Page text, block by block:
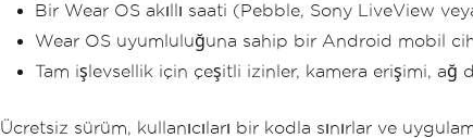
Bir Wear OS akıllı saati (Pebble, Sony LiveView
Wear OS uyumluluğuna sahip bir Android mobil
Tam işlevsellik için çeşitli izinler, kamera erişimi,
Ücretsiz sürüm, kullanıcıları bir kodla sınırlar ve